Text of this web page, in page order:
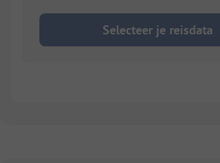
Selecteer je reisdata